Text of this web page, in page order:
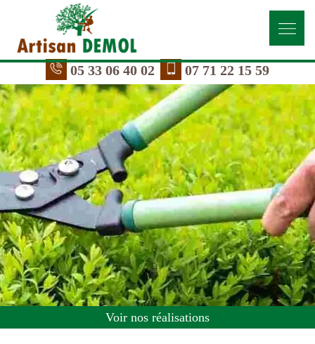
05 33 06 40 02 07 71 22 15 59
Voir nos réalisations